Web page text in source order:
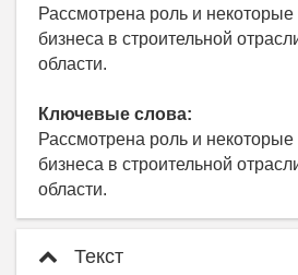
Рассмотрена роль и
бизнеса в строительной
области.
Ключевые слова:
Рассмотрена роль и
бизнеса в строительной
области.
Текст